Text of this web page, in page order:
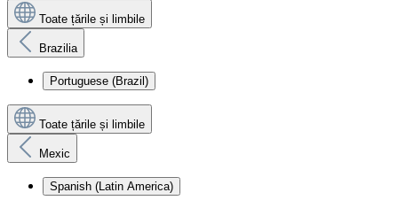
Toate țările și limbile
Brazilia
Portuguese (Brazil)
Toate țările și limbile
Mexic
Spanish (Latin America)